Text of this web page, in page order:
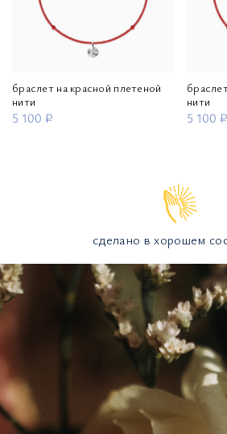
браслет на красной плетеной
нити
5 100 ₽
нити
5 100 ₽
сделано в хорошем